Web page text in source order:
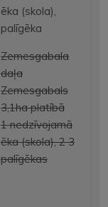
ēka (skola),
palīgēka
Zemesgabala
daļa
Zemesgabals
3,1ha platībā
1 nedzīvojamā
ēka (skola),23
palīgēkas